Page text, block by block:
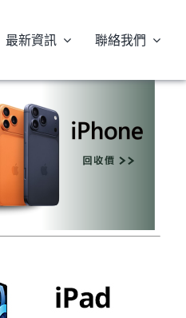
最新資訊 聯絡我們